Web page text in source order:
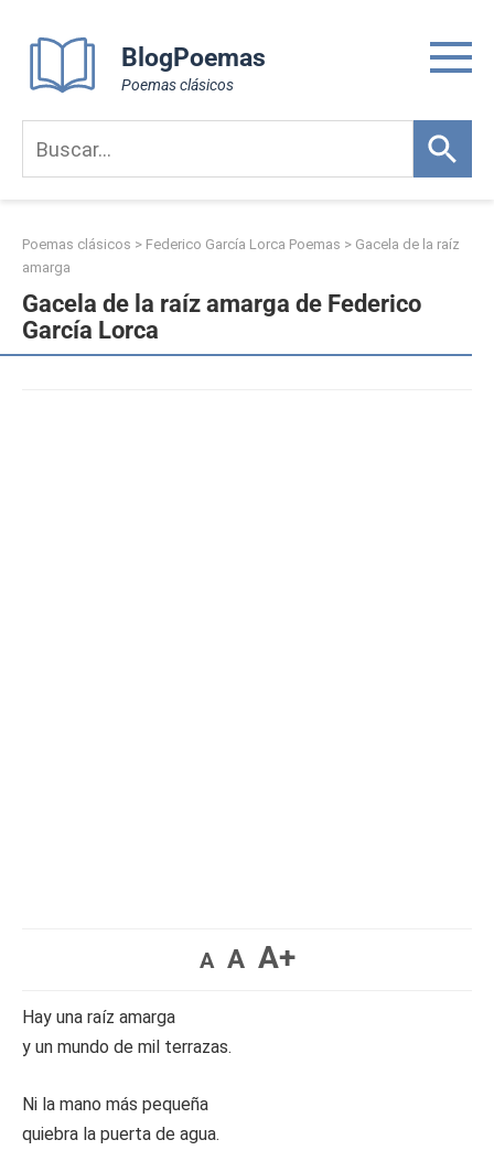
content
BlogPoemas
Poemas clásicos
Poemas clásicos > Federico García Lorca Poemas > Gacela de la raíz
amarga
Gacela de la raíz amarga de Federico
García Lorca
A A A+
Hay una raíz amarga
y un mundo de mil terrazas.
Ni la mano más pequeña
quiebra la puerta de agua.